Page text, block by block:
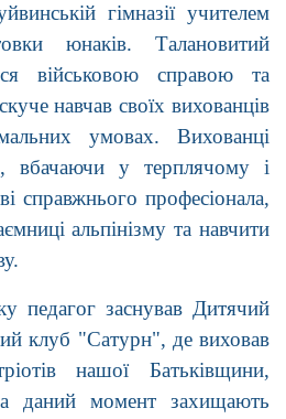
гімназії учителем
юнаків. Талановитий
військовою справою та
навчав своїх вихованців
умовах. Вихованці
вбачаючи у терплячому і
справжнього професіонала,
альпінізму та навчити
педагог заснував Дитячий
клуб "Сатурн", де виховав
нашої Батьківщини,
даний момент захищають